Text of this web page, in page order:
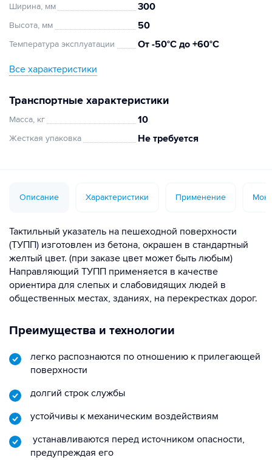
Ширина, мм 300
Высота, мм 50
Температура эксплуатации От -50°C до +60°C
Все характеристики
Транспортные характеристики
Масса, кг 10
Жесткая упаковка Не требуется
Описание Характеристики Применение
Тактильный указатель на пешеходной поверхности
(ТУПП) изготовлен из бетона, окрашен в стандартный
желтый цвет. (при заказе цвет может быть любым)
Направляющий ТУПП применяется в качестве
ориентира для слепых и слабовидящих людей в
общественных местах, зданиях, на перекрестках дорог.
Преимущества и технологии
легко распознаются по отношению к прилегающей
поверхности
долгий строк службы
устойчивы к механическим воздействиям
устанавливаются перед источником опасности,
предупреждая его